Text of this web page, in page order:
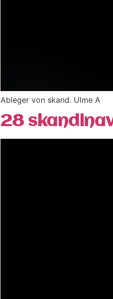
Ableger von skand. Ulme A
28